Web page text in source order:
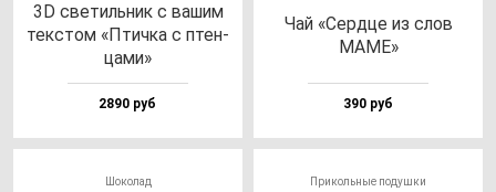
3D све­тиль­ник с ва­шим
тек­стом «Птич­ка с птен­
ца­ми»
2890 руб
Чай «Сер­дце из слов
МАМЕ»
390 руб
Шоколад Прикольные подушки